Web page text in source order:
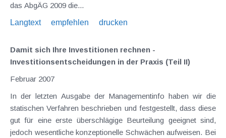
das AbgÄG 2009 die...
Langtext
empfehlen drucken
Damit sich Ihre Investitionen rechnen -
Investitionsentscheidungen in der Praxis (Teil II)
Februar 2007
In der letzten Ausgabe der Managementinfo haben wir die
statischen Verfahren beschrieben und festgestellt, dass diese
gut für eine erste überschlägige Beurteilung geeignet sind,
jedoch wesentliche konzeptionelle Schwächen aufweisen. Bei